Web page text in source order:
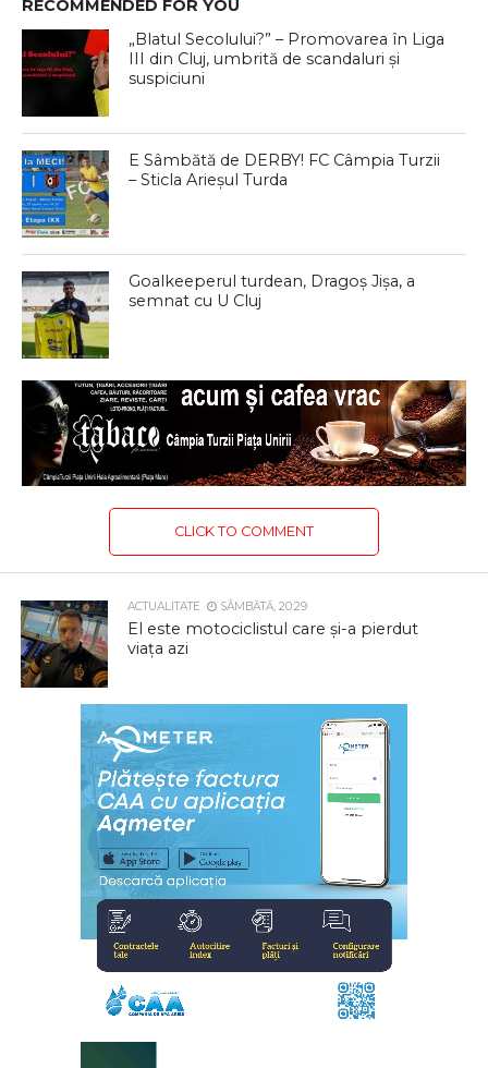
RECOMMENDED FOR YOU
„Blatul Secolului?” – Promovarea în Liga
III din Cluj, umbrită de scandaluri și
suspiciuni
E Sâmbătă de DERBY! FC Câmpia Turzii
– Sticla Arieșul Turda
Goalkeeperul turdean, Dragoș Jișa, a
semnat cu U Cluj
CLICK TO COMMENT
ACTUALITATE SÂMBĂTĂ, 20:29
El este motociclistul care și-a pierdut
viața azi